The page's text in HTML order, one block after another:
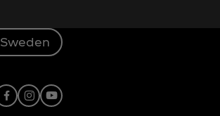
Sweden
Facebook
Instagram
X